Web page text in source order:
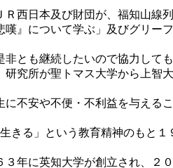
西日本及び財団が、福知山線
』について学ぶ」及びグリー
とも継続したいので協力して
究所が聖トマス大学から上智
不安や不便・不利益を与える
る」という教育精神のもと１
年に英知大学が創立され、２